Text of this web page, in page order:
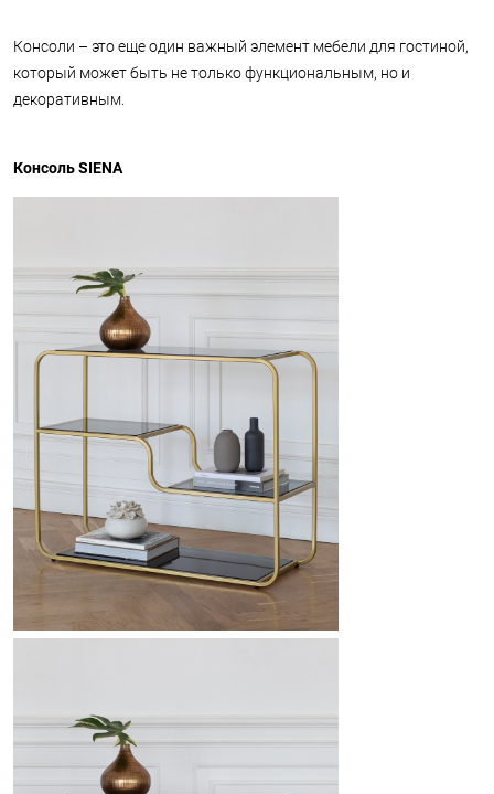
Консоли – это еще один важный элемент мебели для гостиной,
который может быть не только функциональным, но и
декоративным.
Консоль SIENA